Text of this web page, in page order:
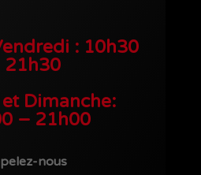
: 10h30
21h30
Dimanche:
– 21h00
nous